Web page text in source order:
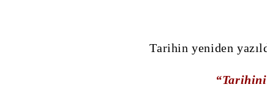
Tarihin yeniden